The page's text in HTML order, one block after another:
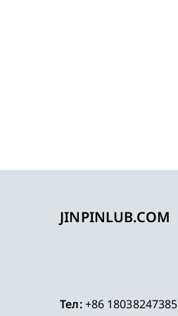
JINPINLUB.COM
Тел:+86 18038247385